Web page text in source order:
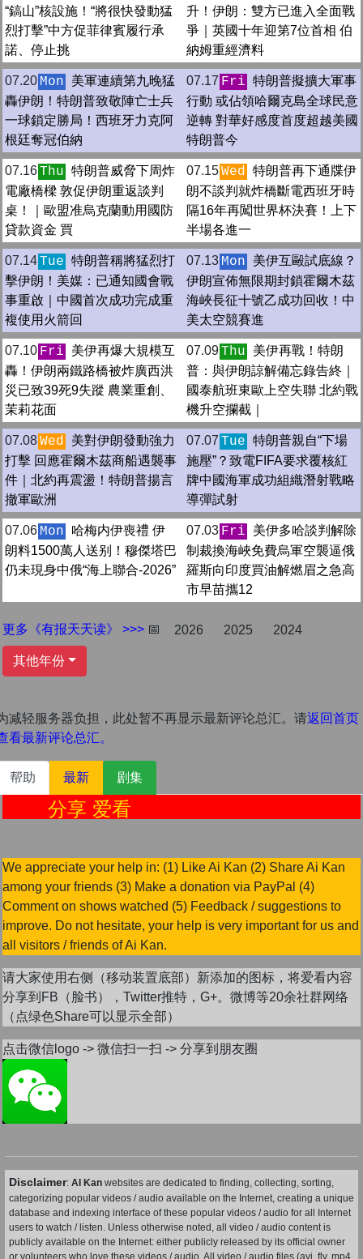
“鎬山”核設施！“將很快發動猛
烈打擊”中方促菲律賓履行承
諾、停止挑
升！伊朗：雙方已進入全面戰
爭｜英國十年迎第7位首相 伯
納姆重經濟料
07.20 Mon
美軍連續第九晚猛
轟伊朗！特朗普致敬陣亡士兵
一球鎖定勝局！西班牙力克阿
根廷奪冠伯納
07.17 Fri 特朗普擬擴大軍事
行動 或佔領哈爾克島全球民意
逆轉 對華好感度首度超越美國
特朗普今
07.16Thu 特朗普威脅下周炸
電廠橋樑 敦促伊朗重返談判
桌！｜歐盟准烏克蘭動用國防
貸款資金 買
07.15Wed 特朗普再下通牒伊
朗不談判就炸橋斷電西班牙時
隔16年再闖世界杯決賽！上下
半場各進一
07.14Tue 特朗普稱將猛烈打
擊伊朗！美媒：已通知國會戰
事重啟｜中國首次成功完成重
複使用火箭回
07.13 Mon
美伊互毆試底線？
伊朗宣佈無限期封鎖霍爾木茲
海峽長征十號乙成功回收！中
美太空競賽進
07.10 Fri
美伊再爆大規模互
轟！伊朗兩鐵路橋被炸廣西洪
災已致39死9失蹤 農業重創、
茉莉花面
07.09Thu
美伊再戰！特朗
普：與伊朗諒解備忘錄告終｜
國泰航班東歐上空失聯 北約戰
機升空攔截｜
07.08Wed
美對伊朗發動強力
打擊 回應霍爾木茲商船遇襲事
件｜北約再震盪！特朗普揚言
撤軍歐洲
07.07 Tue 特朗普親自“下場
施壓”？致電FIFA要求覆核紅
牌中國海軍成功組織潛射戰略
導彈試射
07.06 Mon
哈梅内伊喪禮 伊
朗料1500萬人送别！穆傑塔巴
仍未現身中俄“海上聯合-2026”
07.03 Fri
美伊多哈談判解除
制裁換海峽免費烏軍空襲逼俄
羅斯向印度買油解燃眉之急高
市早苗攜12
更多《有报天天读》 >>> 📅 2026 2025 2024
其他年份
减轻服务器负担，此处暂不再显示最新评论总汇。请返回首页
看最新评论总汇。
帮助 最新 剧集
享 爱看
We appreciate your help in: (1) Like Ai Kan (2) Share Ai Kan
among your friends (3) Make a donation via PayPal (4)
Comment on shows watched (5) Feedback / suggestions to
improve. Do not hesitate, your help is very important for us and
all visitors / friends of Ai Kan.
请大家使用右侧（移动装置底部）新添加的图标，将爱看内容
分享到FB（脸书），Twitter推特，G+。微博等20余社群网络
（点绿色Share可以显示全部）
点击微信logo -> 微信扫一扫 -> 分享到朋友圈
Disclaimer: AI Kan websites are dedicated to finding, collecting, sorting,
categorizing popular videos / audio available on the Internet, creating a unique
database and indexing interface of these popular videos / audio for all Internet
users to watch / listen. Unless otherwise noted, all video / audio content is
publicly available on the Internet: either publicly released by its official owner
or volunteers who love these videos / audio. All video / audio files (avi, flv, mp4,